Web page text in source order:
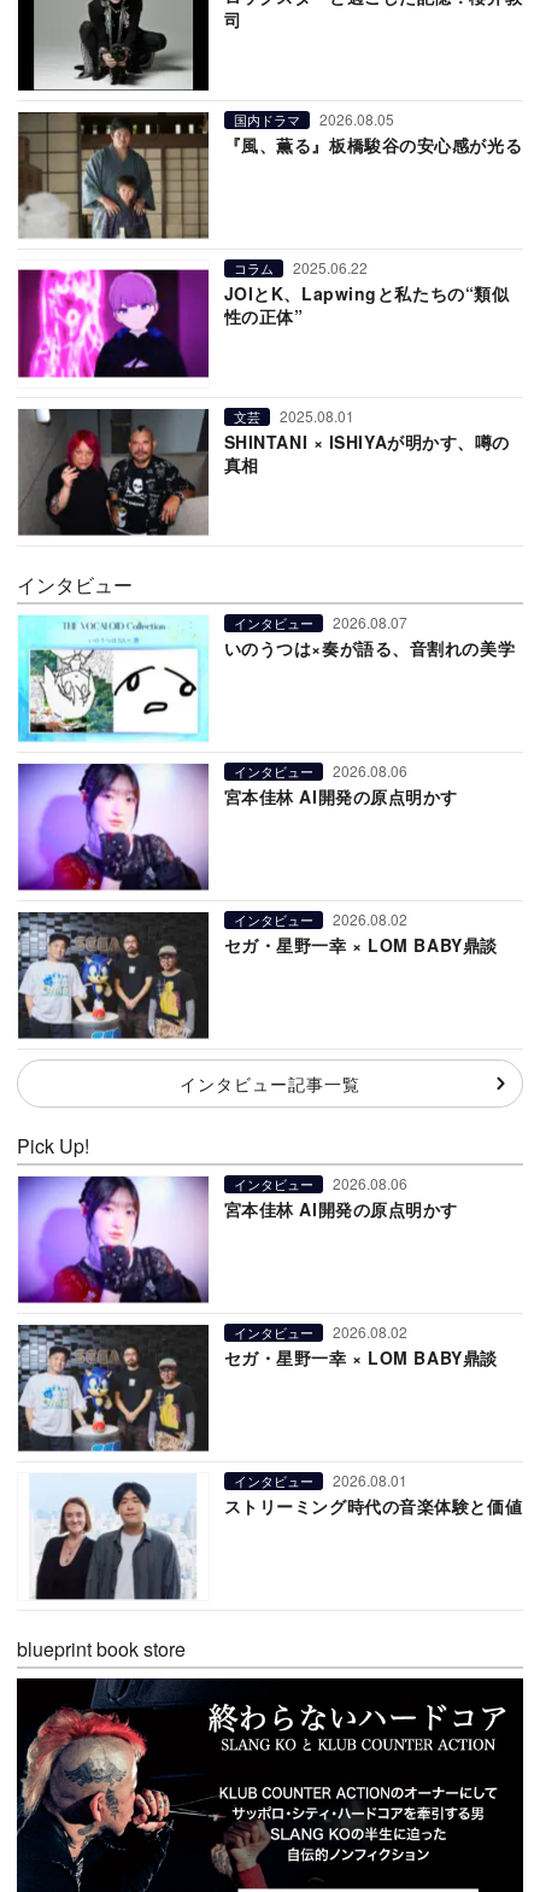
司
国内ドラマ 2026.08.05
『風、薫る』板橋駿谷の安心感が光る
コラム 2025.06.22
JOIとK、Lapwingと私たちの“類似
性の正体”
文芸 2025.08.01
SHINTANI × ISHIYAが明かす、噂の
真相
インタビュー
インタビュー 2026.08.07
いのうつは×奏が語る、音割れの美学
インタビュー 2026.08.06
宮本佳林 AI開発の原点明かす
インタビュー 2026.08.02
セガ・星野一幸 × LOM BABY鼎談
インタビュー記事一覧
Pick Up!
インタビュー 2026.08.06
宮本佳林 AI開発の原点明かす
インタビュー 2026.08.02
セガ・星野一幸 × LOM BABY鼎談
インタビュー 2026.08.01
ストリーミング時代の音楽体験と価値
blueprint book store